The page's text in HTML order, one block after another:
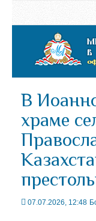
В
храме
07.07.2026, 12:48